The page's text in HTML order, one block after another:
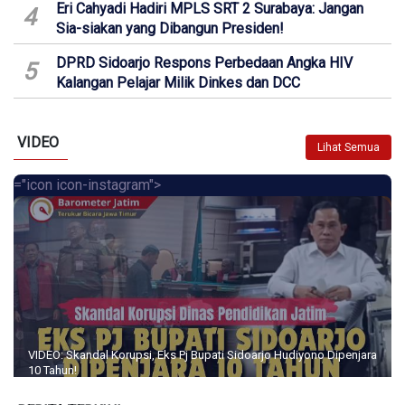
4
Eri Cahyadi Hadiri MPLS SRT 2 Surabaya: Jangan
Sia-siakan yang Dibangun Presiden!
5
DPRD Sidoarjo Respons Perbedaan Angka HIV
Kalangan Pelajar Milik Dinkes dan DCC
VIDEO Lihat Semua
="icon icon-instagram">
VIDEO: Skandal Korupsi, Eks Pj Bupati Sidoarjo Hudiyono Dipenjara
10 Tahun!